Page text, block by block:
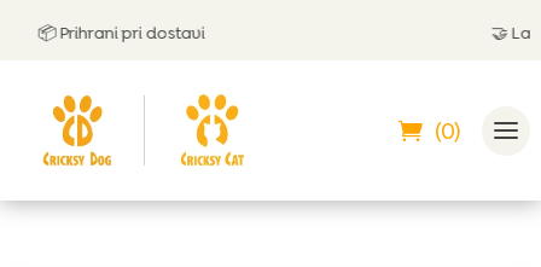
📦 Prihrani pri dostavi Lahko
(0)